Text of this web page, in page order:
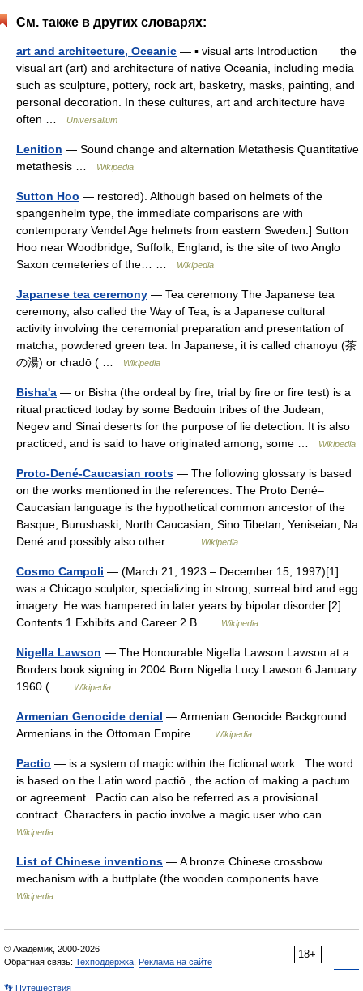
См. также в других словарях:
art and architecture, Oceanic — ▪ visual arts Introduction the
visual art (art) and architecture of native Oceania, including media
such as sculpture, pottery, rock art, basketry, masks, painting, and
personal decoration. In these cultures, art and architecture have
often …
Universalium
Lenition — Sound change and alternation Metathesis Quantitative
metathesis …
Wikipedia
Sutton Hoo — restored). Although based on helmets of the
spangenhelm type, the immediate comparisons are with
contemporary Vendel Age helmets from eastern Sweden.] Sutton
Hoo near Woodbridge, Suffolk, England, is the site of two Anglo
Saxon cemeteries of the… …
Wikipedia
Japanese tea ceremony — Tea ceremony The Japanese tea
ceremony, also called the Way of Tea, is a Japanese cultural
activity involving the ceremonial preparation and presentation of
matcha, powdered green tea. In Japanese, it is called chanoyu (茶
の湯) or chadō ( …
Wikipedia
Bisha'a — or Bisha (the ordeal by fire, trial by fire or fire test) is a
ritual practiced today by some Bedouin tribes of the Judean,
Negev and Sinai deserts for the purpose of lie detection. It is also
practiced, and is said to have originated among, some …
Wikipedia
Proto-Dené-Caucasian roots — The following glossary is based
on the works mentioned in the references. The Proto Dené–
Caucasian language is the hypothetical common ancestor of the
Basque, Burushaski, North Caucasian, Sino Tibetan, Yeniseian, Na
Dené and possibly also other… …
Wikipedia
Cosmo Campoli — (March 21, 1923 – December 15, 1997)[1]
was a Chicago sculptor, specializing in strong, surreal bird and egg
imagery. He was hampered in later years by bipolar disorder.[2]
Contents 1 Exhibits and Career 2 B …
Wikipedia
Nigella Lawson — The Honourable Nigella Lawson Lawson at a
Borders book signing in 2004 Born Nigella Lucy Lawson 6 January
1960 ( …
Wikipedia
Armenian Genocide denial — Armenian Genocide Background
Armenians in the Ottoman Empire …
Wikipedia
Pactio — is a system of magic within the fictional work . The word
is based on the Latin word pactiō , the action of making a pactum
or agreement . Pactio can also be referred as a provisional
contract. Characters in pactio involve a magic user who can… …
Wikipedia
List of Chinese inventions — A bronze Chinese crossbow
mechanism with a buttplate (the wooden components have …
Wikipedia
18+
© Академик, 2000-2026
Обратная связь: Техподдержка Реклама на сайте
👣 Путешествия